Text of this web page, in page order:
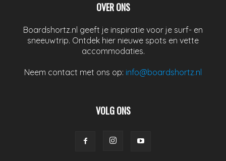
OVER ONS
Boardshortz.nl geeft je inspiratie voor je surf- en
sneeuwtrip. Ontdek hier nieuwe spots en vette
accommodaties.
Neem contact met ons op: info@boardshortz.nl
VOLG ONS